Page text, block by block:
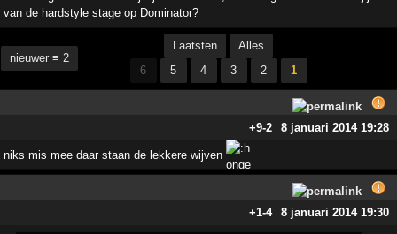
van de hardstyle stage op Dominator?
nieuwer ≡ 2
Laatsten
Alles
6
5 4 3 2 1
+9-2 8 januari 2014 19:28
niks mis mee daar staan de lekkere wijven
+1-4 8 januari 2014 19:30